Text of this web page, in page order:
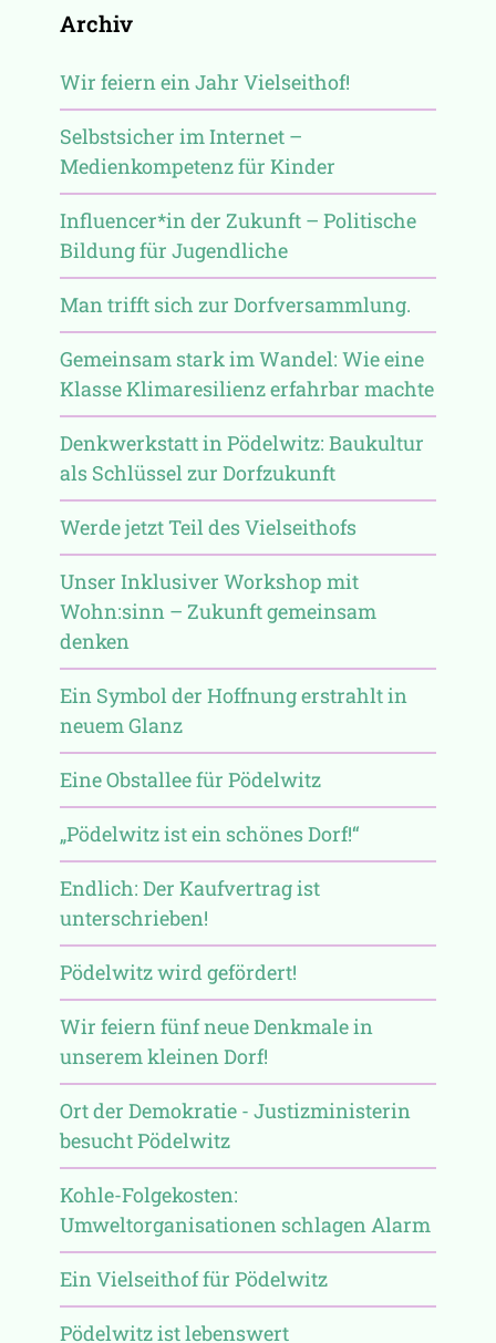
Archiv
Wir feiern ein Jahr Vielseithof!
Selbstsicher im Internet –
Medienkompetenz für Kinder
Influencer*in der Zukunft – Politische
Bildung für Jugendliche
Man trifft sich zur Dorfversammlung.
Gemeinsam stark im Wandel: Wie eine
Klasse Klimaresilienz erfahrbar machte
Denkwerkstatt in Pödelwitz: Baukultur
als Schlüssel zur Dorfzukunft
Werde jetzt Teil des Vielseithofs
Unser Inklusiver Workshop mit
Wohn:sinn – Zukunft gemeinsam
denken
Ein Symbol der Hoffnung erstrahlt in
neuem Glanz
Eine Obstallee für Pödelwitz
„Pödelwitz ist ein schönes Dorf!“
Endlich: Der Kaufvertrag ist
unterschrieben!
Pödelwitz wird gefördert!
Wir feiern fünf neue Denkmale in
unserem kleinen Dorf!
Ort der Demokratie - Justizministerin
besucht Pödelwitz
Kohle-Folgekosten:
Umweltorganisationen schlagen Alarm
Ein Vielseithof für Pödelwitz
Pödelwitz ist lebenswert